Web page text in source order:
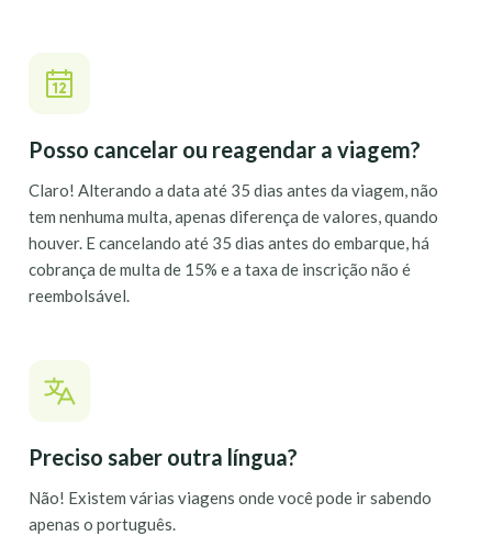
Posso cancelar ou reagendar a viagem?
Claro! Alterando a data até 35 dias antes da viagem, não
tem nenhuma multa, apenas diferença de valores, quando
houver. E cancelando até 35 dias antes do embarque, há
cobrança de multa de 15% e a taxa de inscrição não é
reembolsável.
Preciso saber outra língua?
Não! Existem várias viagens onde você pode ir sabendo
apenas o português.